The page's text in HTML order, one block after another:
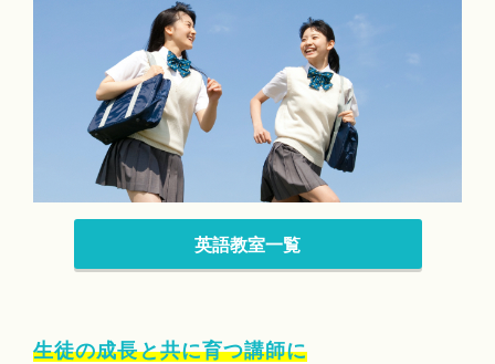
英語教室一覧
生徒の成長と共に育つ講師に